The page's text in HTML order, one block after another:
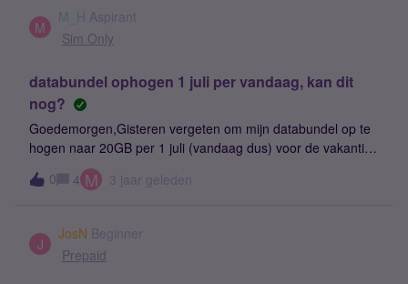
M
M_H Aspirant
Sim Only
databundel ophogen 1 juli per vandaag, kan dit
nog?
Goedemorgen,Gisteren vergeten om mijn databundel op te
hogen naar 20GB per 1 juli (vandaag dus) voor de vakantie.
Is er nog een mouw aan te passen dat het toch vandaag
kan ingaan? Bedankt
0 4 M 3 jaar geleden
J
JosN Beginner
Prepaid